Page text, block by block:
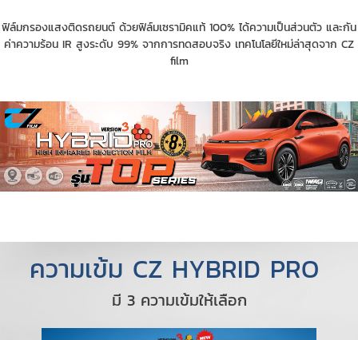
ฟิล์มกรองแสงติดรถยนต์ ด้วยฟิล์มเซรามิคแท้ 100% ได้ความเป็นส่วนตัว และกัน
ค่าความร้อน IR สูงระดับ 99% จากการทดสอบจริง เทคโนโลยีใหม่ล่าสุดจาก CZ
film
ความเข้ม CZ HYBRID PRO
มี 3 ความเข้มให้เลือก